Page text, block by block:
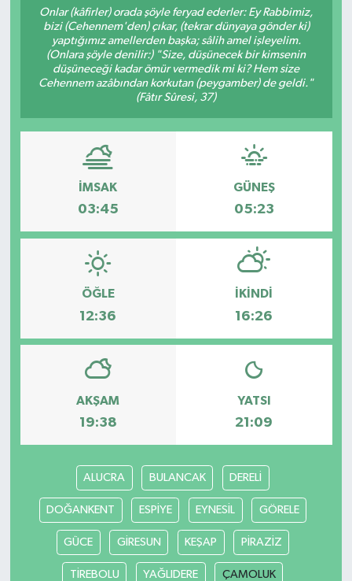
Onlar (kâfirler) orada şöyle feryad ederler: Ey Rabbimiz,
bizi (Cehennem'den) çıkar, (tekrar dünyaya gönder ki)
yaptığımız amellerden başka; sâlih amel işleyelim.
(Onlara şöyle denilir:) "Size, düşünecek bir kimsenin
düşüneceği kadar ömür vermedik mi ki? Hem size
Cehennem azâbından korkutan (peygamber) de geldi."
(Fâtır Sûresi, 37)
İMSAK
03:45
GÜNEŞ
05:23
ÖĞLE
12:36
İKINDI
16:26
AKŞAM
19:38
YATSI
21:09
ALUCRA BULANCAK DERELİ
DOĞANKENT ESPİYE EYNESİL GÖRELE
GÜCE GİRESUN KEŞAP PİRAZİZ
TİREBOLU YAĞLIDERE ÇAMOLUK
RESMİ İLANLAR